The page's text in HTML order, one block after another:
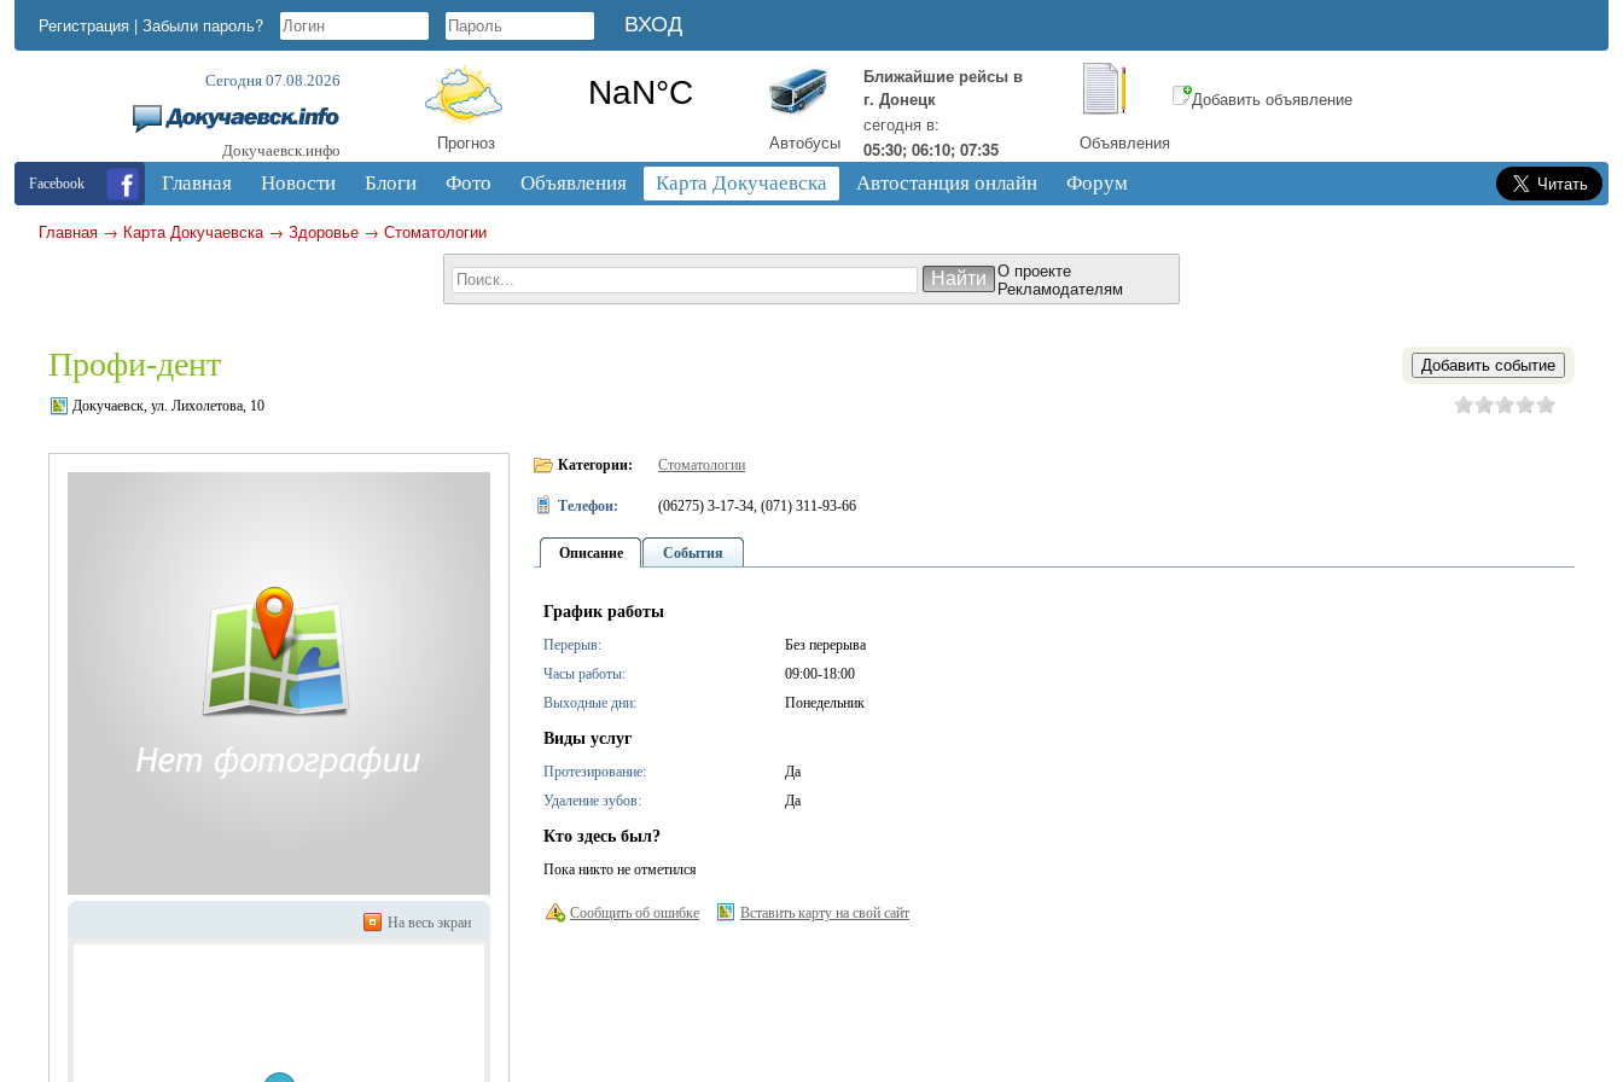
Регистрация | Забыли пароль?
Сегодня 07.08.2026
Докучаевск.инфо Прогноз Автобусы
Ближайшие рейсы в
г. Донецк
сегодня в:
05:30; 06:10; 07:35
Объявления
Добавить объявление
Facebook Главная Новости Блоги Фото Объявления Карта Докучаевска Автостанция онлайн Форум
Главная → Карта Докучаевска→ Здоровье → Стоматологии
О проекте
Рекламодателям
Профи-дент
Докучаевск, ул. Лихолетова, 10
На весь экран
Категории: Стоматологии
Телефон: (06275) 3-17-34, (071) 311-93-66
Описание События
График работы
Перерыв:
Без перерыва
Часы работы:
09:00-18:00
Выходные дни:
Понедельник
Виды услуг
Протезирование:
Да
Удаление зубов:
Да
Кто здесь был?
Пока никто не отметился
Сообщить об ошибке Вставить карту на свой сайт